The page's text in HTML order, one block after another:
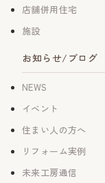
店舗併用住宅
施設
お知らせ/ブログ
NEWS
イベント
住まい人の方へ
リフォーム実例
未来工房通信